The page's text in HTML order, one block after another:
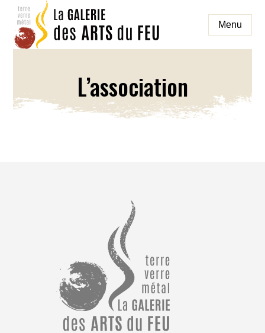
Aller
contenu
Menu
L’association